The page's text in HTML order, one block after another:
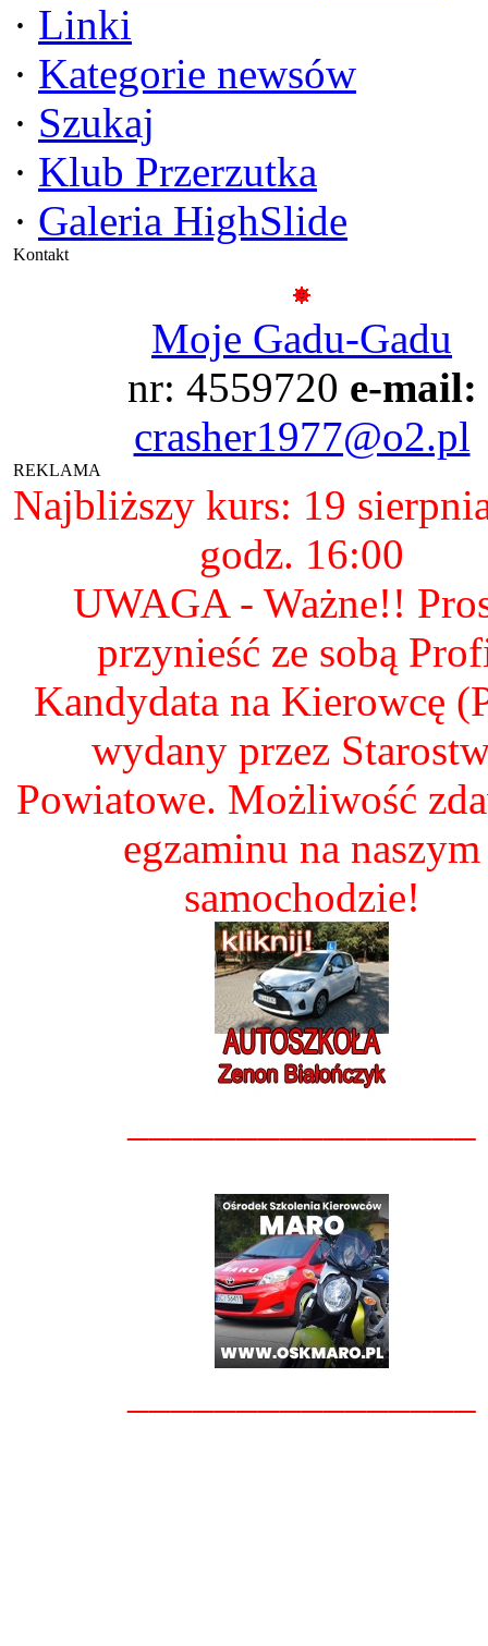
· Linki
· Kategorie newsów
· Szukaj
· Klub Przerzutka
· Galeria HighSlide
Kontakt
Moje Gadu-Gadu
nr: 4559720 e-mail:
crasher1977@o2.pl
REKLAMA
Najbliższy kurs: 19
godz. 16:00
UWAGA - Ważne!!
przynieść ze sobą
Kandydata na Kierowcę
wydany przez
Powiatowe. Możliwość
egzaminu na naszym
samochodzie!